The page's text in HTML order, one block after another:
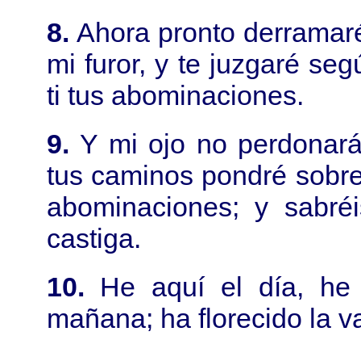
8.Ahora pronto
mi furor, y te juzgaré
ti tus abominaciones.
9. Y mi ojo no
tus caminos pondré
abominaciones; y
castiga.
10. He aquí el día, he
mañana; ha florecido la